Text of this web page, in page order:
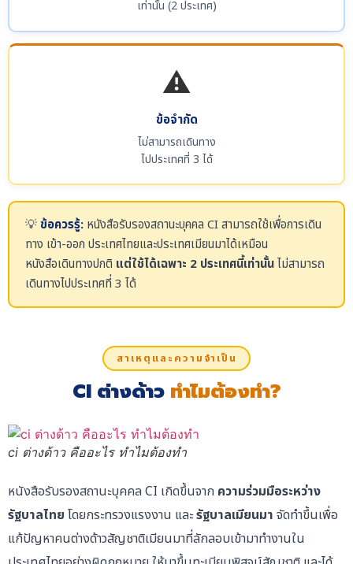
เท่านั้น (2 ประเทศ)
⚠️
ข้อจำกัด
ไม่สามารถเดินทาง
ไปประเทศที่ 3 ได้
💡ข้อควรรู้: หนังสือรับรองสถานะบุคคล CI สามารถใช้เพื่อการเดิน
ทาง เข้า-ออก ประเทศไทยและประเทศเมียนมาได้เหมือน
หนังสือเดินทางปกติ แต่ใช้ได้เฉพาะ 2 ประเทศนี้เท่านั้นไม่สามารถ
เดินทางไปประเทศที่ 3 ได้
สาเหตุและความจำเป็น
CI ต่างด้าว ทำไมต้องทำ?
ci ต่างด้าว คืออะไร ทำไมต้องทำ
หนังสือรับรองสถานะบุคคล CI เกิดขึ้นจาก ความร่วมมือระหว่าง
รัฐบาลไทย โดยกระทรวงแรงงาน และรัฐบาลเมียนมา จัดทำขึ้นเพื่อ
แก้ปัญหาคนต่างด้าวสัญชาติเมียนมาที่ลักลอบเข้ามาทำงานใน